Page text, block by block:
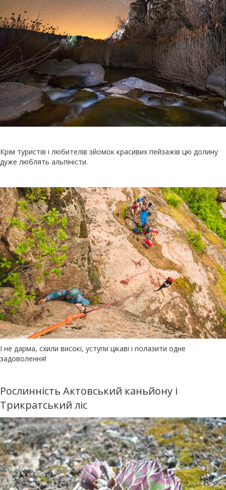
Крім туристів і любителів зйомок красивих пейзажів цю долину
дуже люблять альпіністи.
І не дарма, схили високі, уступи цікаві і полазити одне
задоволення!
Рослинність Актовський каньйону і
Трикратський ліс